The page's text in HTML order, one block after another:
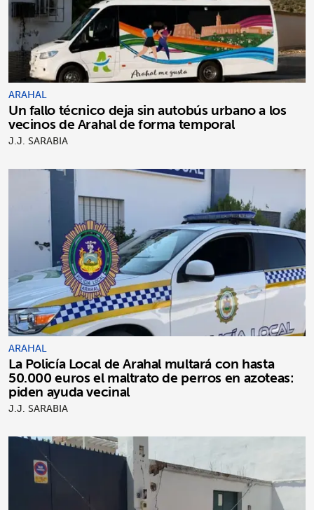
ARAHAL
Un fallo técnico deja sin autobús urbano a los
vecinos de Arahal de forma temporal
J.J. SARABIA
ARAHAL
La Policía Local de Arahal multará con hasta
50.000 euros el maltrato de perros en azoteas:
piden ayuda vecinal
J.J. SARABIA